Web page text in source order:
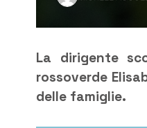
La dirigente
rossoverde
delle famiglie.